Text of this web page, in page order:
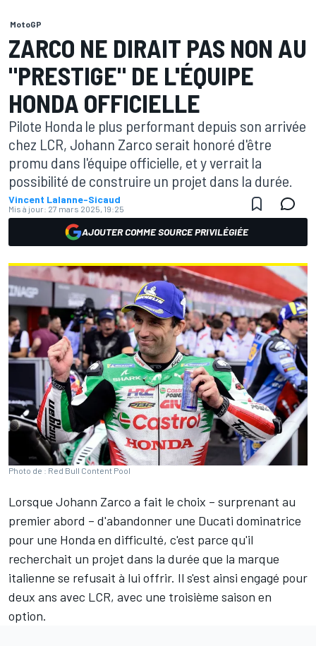
MotoGP
ZARCO NE DIRAIT PAS NON AU
"PRESTIGE" DE L'ÉQUIPE
HONDA OFFICIELLE
Pilote Honda le plus performant depuis son arrivée
chez LCR, Johann Zarco serait honoré d'être
promu dans l'équipe officielle, et y verrait la
possibilité de construire un projet dans la durée.
Vincent Lalanne-Sicaud
Mis à jour: 27 mars 2025, 19:25
AJOUTER COMME SOURCE PRIVILÉGIÉE
Photo de : Red Bull Content Pool
Lorsque Johann Zarco a fait le choix – surprenant au
premier abord – d'abandonner une Ducati dominatrice
pour une Honda en difficulté, c'est parce qu'il
recherchait un projet dans la durée que la marque
italienne se refusait à lui offrir. Il s'est ainsi engagé pour
deux ans avec LCR, avec une troisième saison en
option.